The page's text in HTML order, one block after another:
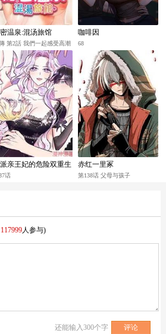
温泉:混汤旅馆
第2話 我們一起感受高潮
咖啡因
68
亲王妃的危险双重生
话
赤红一里冢
第138话 父母与孩子
人参与)
还能输入300个字